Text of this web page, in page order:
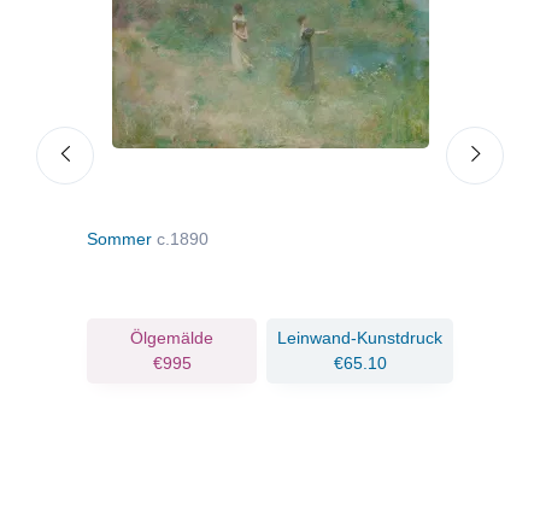
Sommer c.1890
Ölgemälde
€995
Leinwand-Kunstdruck
€65.10